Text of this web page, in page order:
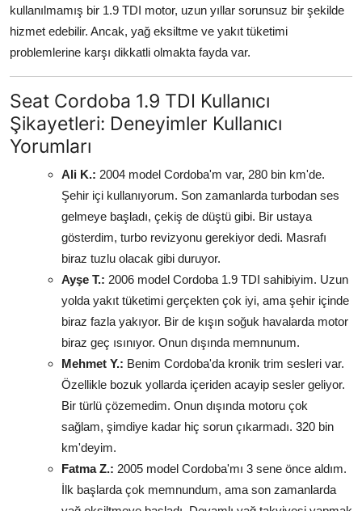
kullanılmamış bir 1.9 TDI motor, uzun yıllar sorunsuz bir şekilde
hizmet edebilir. Ancak, yağ eksiltme ve yakıt tüketimi
problemlerine karşı dikkatli olmakta fayda var.
Seat Cordoba 1.9 TDI Kullanıcı
Şikayetleri: Deneyimler Kullanıcı
Yorumları
Ali K.: 2004 model Cordoba'm var, 280 bin km'de.
Şehir içi kullanıyorum. Son zamanlarda turbodan ses
gelmeye başladı, çekiş de düştü gibi. Bir ustaya
gösterdim, turbo revizyonu gerekiyor dedi. Masrafı
biraz tuzlu olacak gibi duruyor.
Ayşe T.: 2006 model Cordoba 1.9 TDI sahibiyim. Uzun
yolda yakıt tüketimi gerçekten çok iyi, ama şehir içinde
biraz fazla yakıyor. Bir de kışın soğuk havalarda motor
biraz geç ısınıyor. Onun dışında memnunum.
Mehmet Y.: Benim Cordoba'da kronik trim sesleri var.
Özellikle bozuk yollarda içeriden acayip sesler geliyor.
Bir türlü çözemedim. Onun dışında motoru çok
sağlam, şimdiye kadar hiç sorun çıkarmadı. 320 bin
km'deyim.
Fatma Z.: 2005 model Cordoba'mı 3 sene önce aldım.
İlk başlarda çok memnundum, ama son zamanlarda